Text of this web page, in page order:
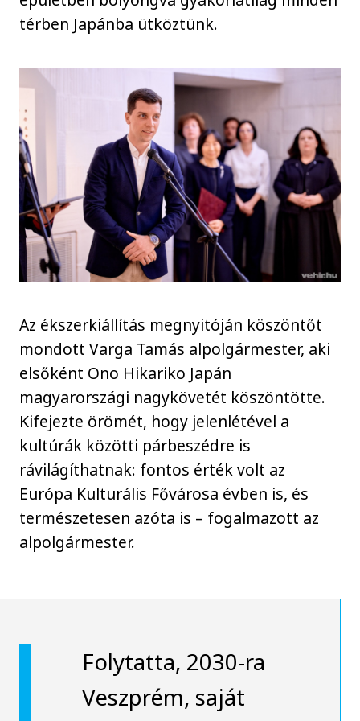
térben Japánba ütköztünk.
Az ékszerkiállítás megnyitóján köszöntőt
mondott Varga Tamás alpolgármester, aki
elsőként Ono Hikariko Japán
magyarországi nagykövetét köszöntötte.
Kifejezte örömét, hogy jelenlétével a
kultúrák közötti párbeszédre is
rávilágíthatnak: fontos érték volt az
Európa Kulturális Fővárosa évben is, és
természetesen azóta is – fogalmazott az
alpolgármester.
Folytatta, 2030-ra
Veszprém, saját